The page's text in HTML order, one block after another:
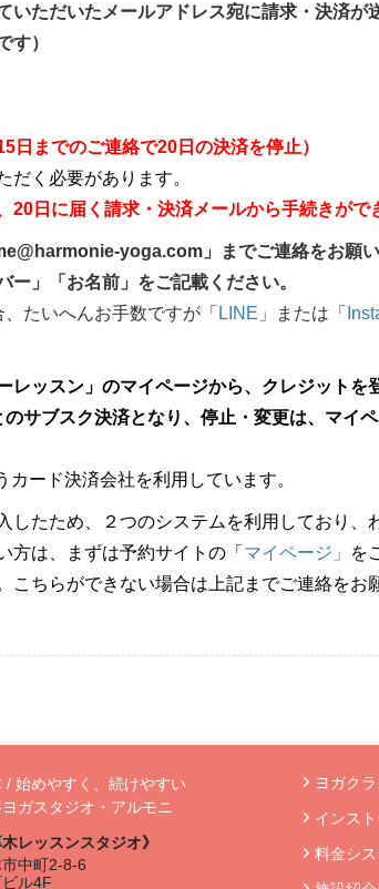
いただいたメールアドレス宛に請求・決済が
す）
日までのご連絡で20日の決済を停止）
だく必要があります。
20日に届く請求・決済メールから手続きがで
yoga.com」までご連絡をお願い
ー」「お名前」をご記載ください。
たいへんお手数ですが「 LINE 」または「
レッスン」のマイページから、クレジットを
サブスク決済となり、停止・変更は、マイ
カード決済会社を利用しています。
したため、２つのシステムを利用しており、
方は、まずは予約サイトの「 マイページ」
を
こちらができない場合は上記までご連絡をお
ヨガク
インス
料金シス
/ 始めやすく、続けやすい
ガスタジオ・アルモニ
木レッスンスタジオ》
市中町2-8-6
ル4F